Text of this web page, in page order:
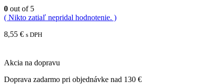
0 out of 5
( Nikto zatiaľ nepridal hodnotenie. )
8,55 € s DPH
Akcia na dopravu
Doprava zadarmo pri objednávke nad 130 €